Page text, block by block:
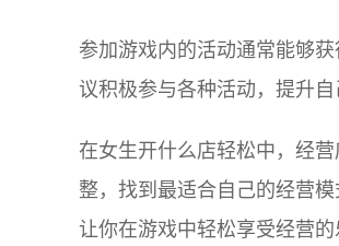
参加游戏内的活动通常能够
议积极参与各种活动，提升自
在女生开什么店轻松中，经
整，找到最适合自己的经营
让你在游戏中轻松享受经营的